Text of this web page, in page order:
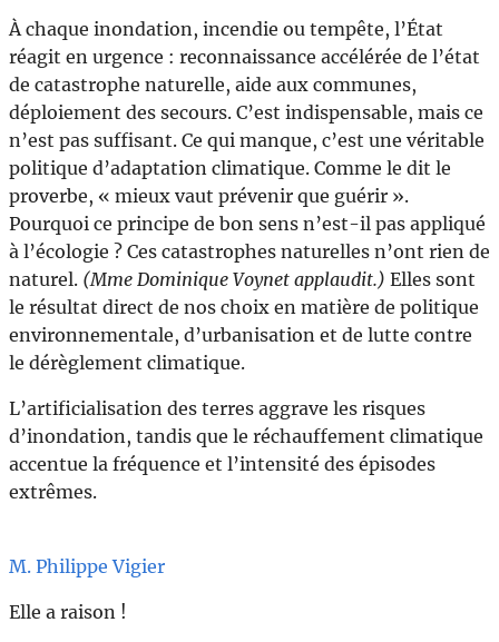
À chaque inondation, incendie ou tempête, l’État
réagit en urgence : reconnaissance accélérée de l’état
de catastrophe naturelle, aide aux communes,
déploiement des secours. C’est indispensable, mais ce
n’est pas suffisant. Ce qui manque, c’est une véritable
politique d’adaptation climatique. Comme le dit le
proverbe, « mieux vaut prévenir que guérir ».
Pourquoi ce principe de bon sens n’est-il pas appliqué
à l’écologie ? Ces catastrophes naturelles n’ont rien de
naturel. (Mme Dominique Voynet applaudit.) Elles sont
le résultat direct de nos choix en matière de politique
environnementale, d’urbanisation et de lutte contre
le dérèglement climatique.
L’artificialisation des terres aggrave les risques
d’inondation, tandis que le réchauffement climatique
accentue la fréquence et l’intensité des épisodes
extrêmes.
M. Philippe Vigier
Elle a raison !